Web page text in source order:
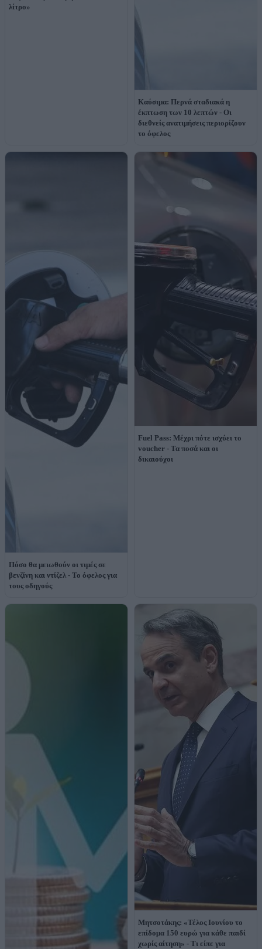
λίτρο»
Kαύσιμα: Περνά σταδιακά η
έκπτωση των 10 λεπτών - Oι
διεθνείς ανατιμήσεις περιορίζουν
το όφελος
Πόσο θα μειωθούν οι τιμές σε
βενζίνη και ντίζελ - Το όφελος για
τους οδηγούς
Fuel Pass: Μέχρι πότε ισχύει το
voucher - Τα ποσά και οι
δικαιούχοι
Μητσοτάκης: «Τέλος Ιουνίου το
επίδομα 150 ευρώ για κάθε παιδί
χωρίς αίτηση» - Τι είπε για